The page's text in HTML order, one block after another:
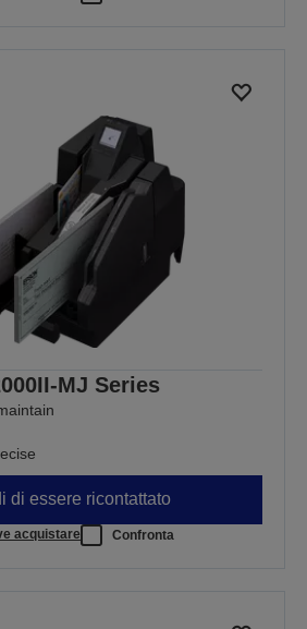
MJ Series
di essere ricontattato
acquistare Confronta